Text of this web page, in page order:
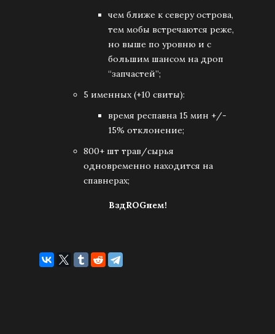
чем ближе к северу острова,
тем мобы встречаются реже,
но выше по уровню и с
большим шансом на дроп
“запчастей”;
5 именных (+10 свиты):
время респавна 15 мин +/-
15% отклонение;
800+ шт трав/сырья
одновременно находится на
спавнерах;
ВздROGнем!